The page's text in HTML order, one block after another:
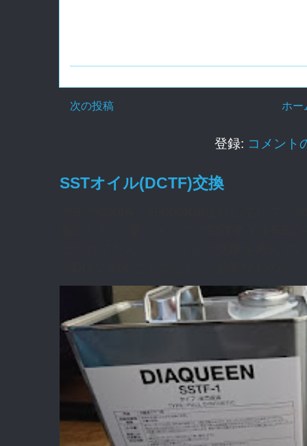
次の投稿 ホー
登録: コメント
SSTオイル(DCTF)交換